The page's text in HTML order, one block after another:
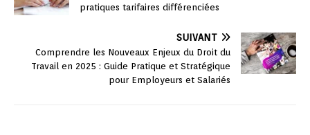
pratiques tarifaires différenciées
SUIVANT
Comprendre les Nouveaux Enjeux du Droit du
Travail en 2025 : Guide Pratique et Stratégique
pour Employeurs et Salariés